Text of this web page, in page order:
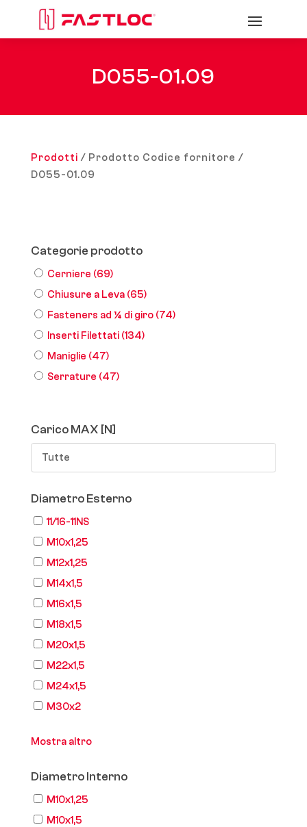
D055-01.09
Prodotti / Prodotto Codice fornitore /
D055-01.09
Categorie prodotto
Cerniere (69)
Chiusure a Leva (65)
Fasteners ad ¼ di giro (74)
Inserti Filettati (134)
Maniglie (47)
Serrature (47)
Carico MAX [N]
Tutte
Diametro Esterno
11/16-11NS
M10x1,25
M12x1,25
M14x1,5
M16x1,5
M18x1,5
M20x1,5
M22x1,5
M24x1,5
M30x2
Mostra altro
Diametro Interno
M10x1,25
M10x1,5